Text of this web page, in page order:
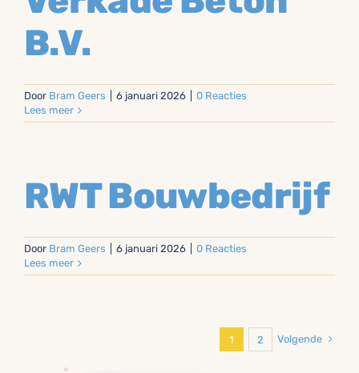
B.V.
Door Bram Geers 6 januari 2026
0 Reacties
Lees meer
RWT Bouwbedrijf
Door Bram Geers 6 januari 2026
0 Reacties
Lees meer
1 2 Volgende